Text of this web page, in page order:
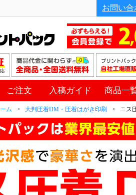
お問い合
ご注文 入稿ガイド 商品一
ム 大判圧着DM・圧着はがき印刷 ニス